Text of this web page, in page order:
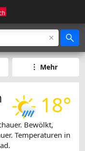
Mehr
18°
Bewölkt,
Temperaturen in